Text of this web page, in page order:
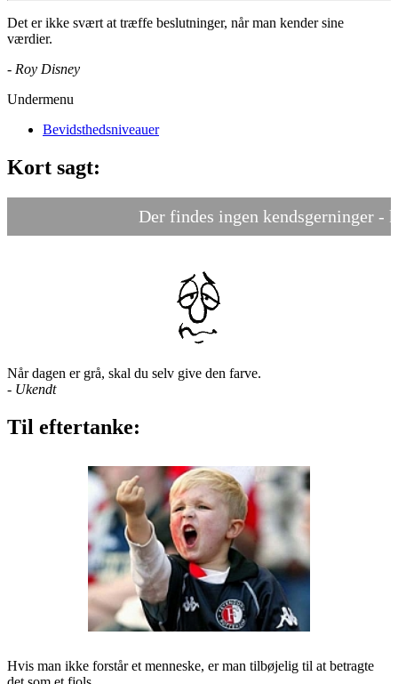
Det er ikke svært at træffe beslutninger, når man kender sine
værdier.
- Roy Disney
Undermenu
Bevidsthedsniveauer
Kort sagt:
Der findes ingen kendsgerninger -
Når dagen er grå, skal du selv give den farve.
- Ukendt
Til eftertanke:
Hvis man ikke forstår et menneske, er man tilbøjelig til at betragte